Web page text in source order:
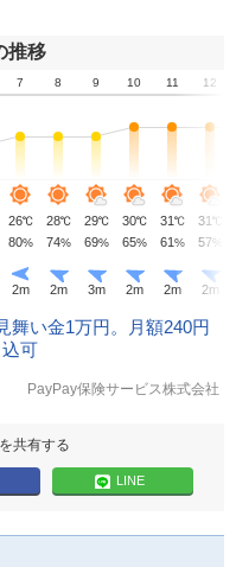
推移
7 8 9 10 11 12
26℃ 28℃ 29℃ 30℃ 31℃ 31℃
80% 74% 69% 65% 61% 57%
2m 2m 3m 2m 2m 2m
舞い金1万円。月額240円
可
PayPay保険サービス株式会社
共有する
LINE